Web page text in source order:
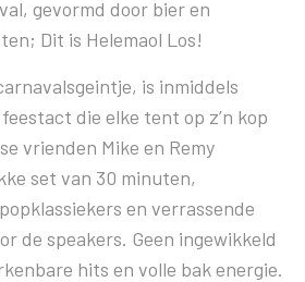
gevormd door bier en
Dit is Helemaol Los!
is inmiddels
die elke tent op z’n kop
vrienden Mike en Remy
set van 30 minuten,
en verrassende
de speakers. Geen ingewikkeld
hits en volle bak energie.